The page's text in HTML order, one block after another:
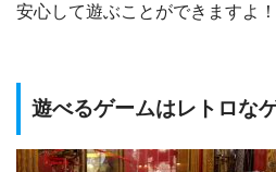
安心して遊ぶことができますよ！
遊べるゲームはレトロな